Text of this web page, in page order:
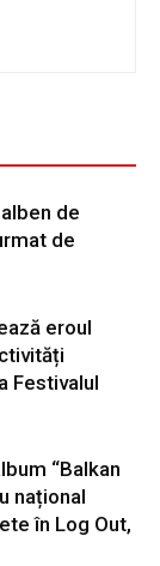
de
de
eroul
Festivalul
“Balkan
național
în Log Out,